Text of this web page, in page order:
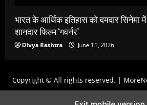
भारत के आर्थिक इतिहास को दमदार सिनेमा
शानदार फिल्म ‘गवर्नर’
Divya Rashtra June 11, 2026
Copyright © All rights reserved. |